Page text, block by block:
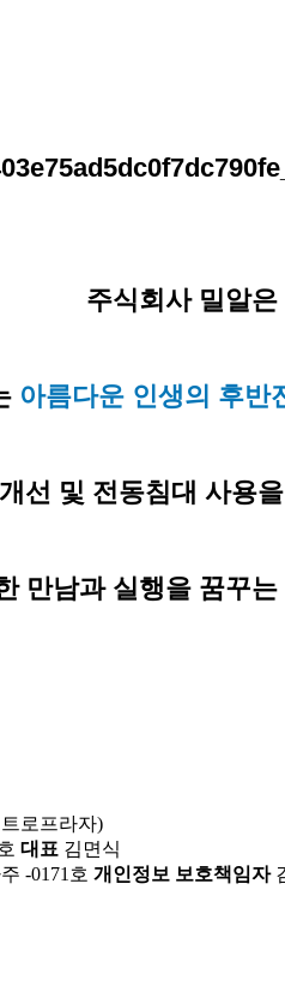
주식회사 밀알은
아름다운 인생의 후반
선 및 전동침대 사용
만남과 실행을 꿈꾸
로프라자)
대표 김면식
-0171호 개인정보 보호책임자